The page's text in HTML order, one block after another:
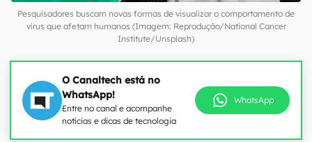
Pesquisadores buscam novas formas de visualizar o comportamento de
vírus que afetam humanos (Imagem: Reprodução/National Cancer
Institute/Unsplash)
O Canaltech está no
WhatsApp!
Entre no canal e acompanhe
notícias e dicas de tecnologia
WhatsApp